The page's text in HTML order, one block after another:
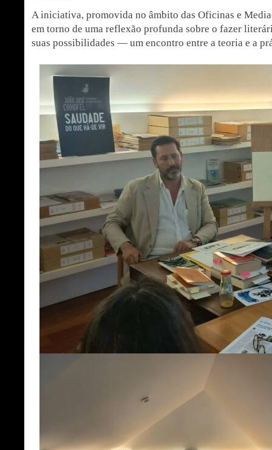
A iniciativa, promovida no âmbito das Oficinas e
em torno de uma reflexão profunda sobre o fazer
suas possibilidades — um encontro entre a teoria e a